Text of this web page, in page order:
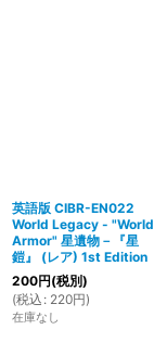
英語版 CIBR-EN022
World Legacy - "World
Armor" 星遺物－『星
鎧』 (レア) 1st Edition
200円(税別)
(税込 : 220円)
在庫なし